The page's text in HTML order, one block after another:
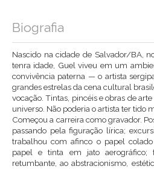
Biografia
Nascido na cidade de Salvador/BA,
tenra idade, Guel viveu em um
convivência paterna — o artista
grandes estrelas da cena cultural
vocação. Tintas, pincéis e obras de
universo. Não poderia o artista ter tido
Começou a carreira como gravador.
passando pela figuração lírica;
trabalhou com afinco o papel
papel e tinta em jato aerográfico;
retumbante, ao abstracionismo,